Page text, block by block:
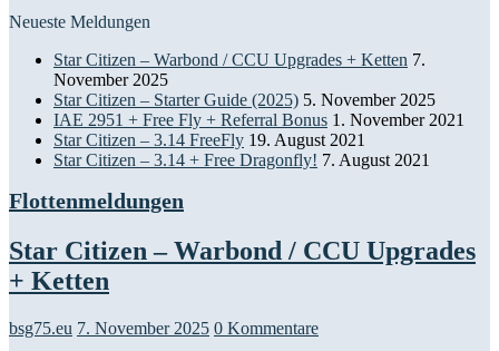
Neueste Meldungen
Star Citizen – Warbond / CCU Upgrades + Ketten 7.
November 2025
Star Citizen – Starter Guide (2025) 5. November 2025
IAE 2951 + Free Fly + Referral Bonus 1. November 2021
Star Citizen – 3.14 FreeFly 19. August 2021
Star Citizen – 3.14 + Free Dragonfly! 7. August 2021
Flottenmeldungen
Star Citizen – Warbond / CCU Upgrades
+ Ketten
bsg75.eu 7. November 2025 0 Kommentare